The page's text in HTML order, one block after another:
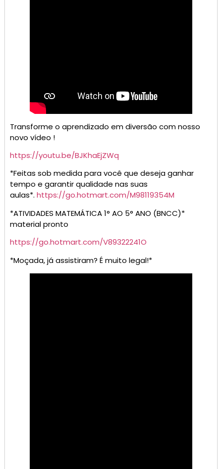
Transforme o aprendizado em diversão com nosso
novo vídeo !
https://youtu.be/BJKhaEjZWq
*Feitas sob medida para você que deseja ganhar
tempo e garantir qualidade nas suas
aulas*. https://go.hotmart.com/M98119354M
*ATIVIDADES MATEMÁTICA 1° AO 5° ANO (BNCC)*
material pronto
https://go.hotmart.com/V89322241O
*Moçada, já assistiram? É muito legal!*